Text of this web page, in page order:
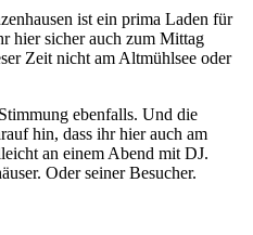
ist ein prima Laden für
hier sicher auch zum Mittag
Zeit nicht am Altmühlsee oder
ebenfalls. Und die
hin, dass ihr hier auch am
an einem Abend mit DJ.
Oder seiner Besucher.